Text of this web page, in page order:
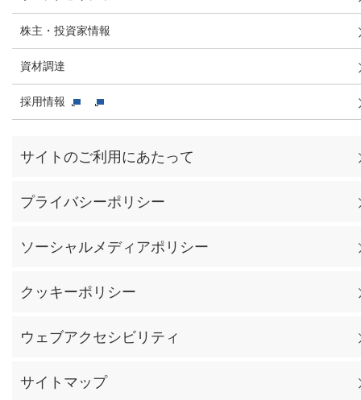
株主・投資家情報
資材調達
採用情報
サイトのご利用にあたって
プライバシーポリシー
ソーシャルメディアポリシー
クッキーポリシー
ウェブアクセシビリティ
サイトマップ